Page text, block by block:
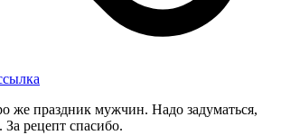
же праздник мужчин. Надо задуматься,
За рецепт спасибо.